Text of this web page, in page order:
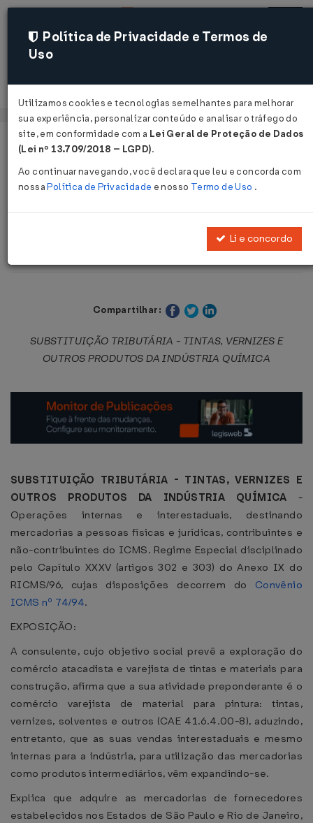
Acessar
Página Inicial
Legislações
Consulta de Contribuinte SEFAZ Nº
234 DE 14/10/1998
Compartilhar:
SUBSTITUIÇÃO TRIBUTÁRIA - TINTAS, VERNIZES E
OUTROS PRODUTOS DA INDÚSTRIA QUÍMICA
SUBSTITUIÇÃO TRIBUTÁRIA - TINTAS, VERNIZES E
OUTROS PRODUTOS DA INDÚSTRIA QUÍMICA -
Operações internas e interestaduais, destinando
mercadorias a pessoas físicas e jurídicas, contribuintes e
não-contribuintes do ICMS. Regime Especial disciplinado
pelo Capítulo XXXV (artigos 302 e 303) do Anexo IX do
RICMS/96, cujas disposições decorrem do Convênio
ICMS nº 74/94.
EXPOSIÇÃO:
A consulente, cujo objetivo social prevê a exploração do
comércio atacadista e varejista de tintas e materiais para
construção, afirma que a sua atividade preponderante é o
comércio varejista de material para pintura: tintas,
vernizes, solventes e outros (CAE 41.6.4.00-8), aduzindo,
entretanto, que as suas vendas interestaduais e mesmo
internas para a indústria, para utilização das mercadorias
como produtos intermediários, vêm expandindo-se.
Explica que adquire as mercadorias de fornecedores
estabelecidos nos Estados de São Paulo e Rio de Janeiro,
Política de Privacidade e Termos de
Uso
Utilizamos cookies e tecnologias semelhantes para melhorar
sua experiência, personalizar conteúdo e analisar o tráfego do
site, em conformidade com a Lei Geral de Proteção de Dados
(Lei nº 13.709/2018 – LGPD).
Ao continuar navegando, você declara que leu e concorda com
nossaPolítica de Privacidade e nosso Termo de Uso .
Li e concordo